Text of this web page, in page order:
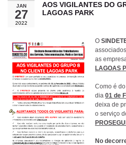
JAN
27
2022
AOS VIGILANTES DO
LAGOAS PARK
O
as
LAGOAS
Como é
dia 01 de
deixa de
o serviço
No